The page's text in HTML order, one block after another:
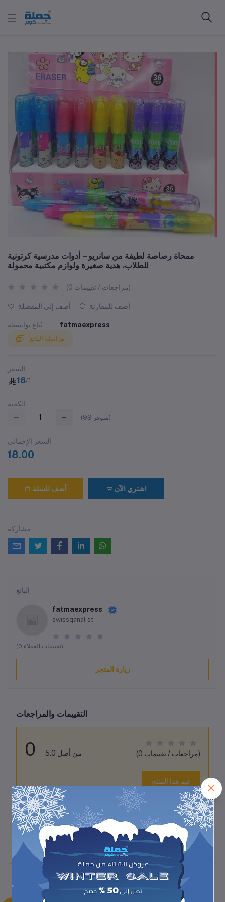
ممحاة رصاصة لطيفة من سانريو – أدوات مدرسية كرتونية
للطلاب، هدية صغيرة ولوازم مكتبية محمولة
(0 مراجعات / تقييمات)
أضف إلى المفضلة أضف للمقارنة
يُباع بواسطة fatmaexpress
مراسلة البائع
السعر
18/1
الكمية
(99 متوفر)
السعر الإجمالي
18.00
أضف للسلة اشتري الآن
مشاركة
البائع
fatmaexpress
swissqanal st
(0 تقييمات العملاء)
زيارة المتجر
التقييمات والمراجعات
0 من أصل 5.0 (0 مراجعات / تقييمات)
قيم هذا المنتج
لم تكن هناك تقييمات لهذا المنتج حتى الآن.